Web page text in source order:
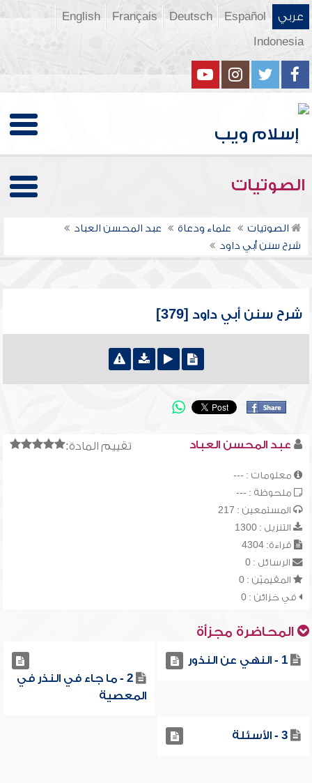
عربي Español
Deutsch
Français
English
Indonesia
الصوتيات
الصوتيات علماء ودعاة
عبد المحسن العباد
شرح سنن أبي داود
شرح سنن أبي داود [379]
تقييم المادة: عبد المحسن العباد
معلومات : ---
ملحوظة : ---
المستمعين : 217
التنزيل : 1300
قراءة: 4304
الرسائل : 0
المقيميّن : 0
في خزائن : 0
المحاضرة مجزأة
1 - النهي عن النذور
2 - ما جاء في النذر في
المعصية
3 - الأسئلة